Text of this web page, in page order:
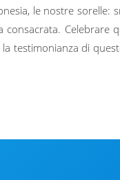
le nostre sorelle:
Celebrare
testimonianza di